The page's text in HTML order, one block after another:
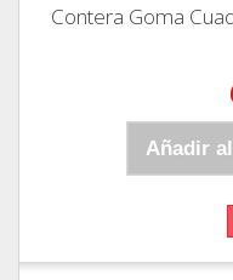
Contera Goma
Añadir